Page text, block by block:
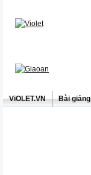
ViOLET.VN Bài giảng